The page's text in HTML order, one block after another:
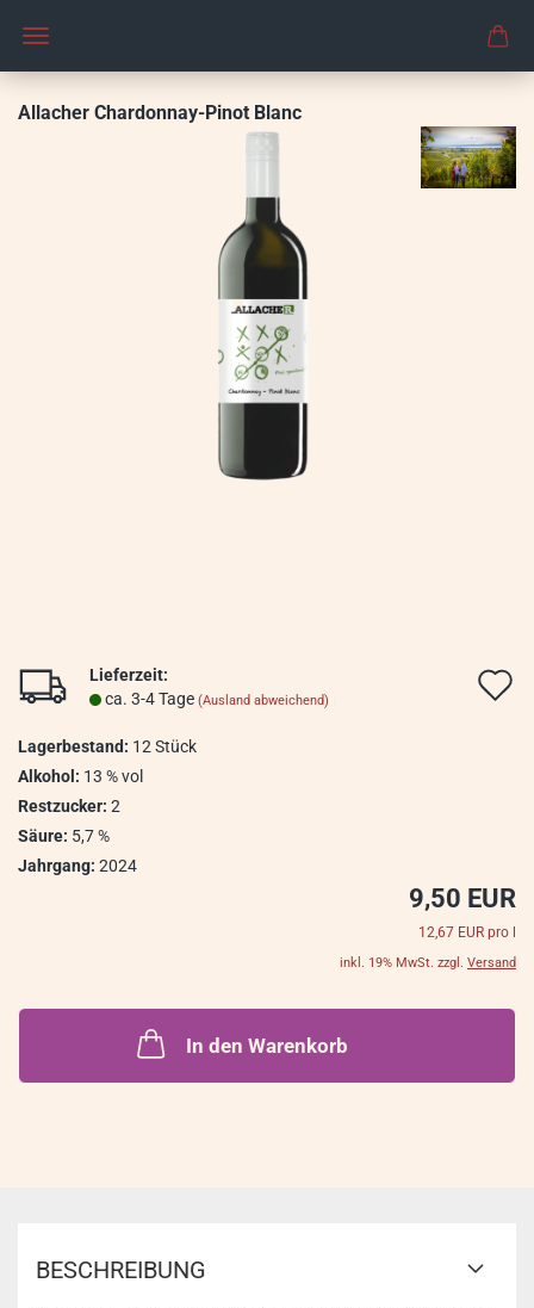
Allacher Chardonnay-Pinot Blanc
Lieferzeit:
ca. 3-4 Tage (Ausland abweichend)
Lagerbestand: 12 Stück
Alkohol: 13 % vol
Restzucker: 2
Säure: 5,7 %
Jahrgang: 2024
9,50 EUR
12,67 EUR pro l
inkl. 19% MwSt. zzgl. Versand
In den Warenkorb
BESCHREIBUNG